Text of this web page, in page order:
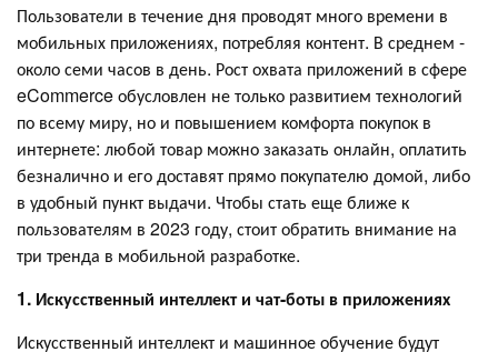
Пользователи в течение дня проводят много времени в
мобильных приложениях, потребляя контент. В среднем -
около семи часов в день. Рост охвата приложений в сфере
eCommerce обусловлен не только развитием технологий
по всему миру, но и повышением комфорта покупок в
интернете: любой товар можно заказать онлайн, оплатить
безналично и его доставят прямо покупателю домой, либо
в удобный пункт выдачи. Чтобы стать еще ближе к
пользователям в 2023 году, стоит обратить внимание на
три тренда в мобильной разработке.
1. Искусственный интеллект и чат-боты в приложениях
Искусственный интеллект и машинное обучение будут